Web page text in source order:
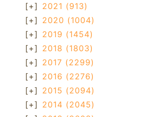
[+] 2021 (913)
[+] 2020 (1004)
[+] 2019 (1454)
[+] 2018 (1803)
[+] 2017 (2299)
[+] 2016 (2276)
[+] 2015 (2094)
[+] 2014 (2045)